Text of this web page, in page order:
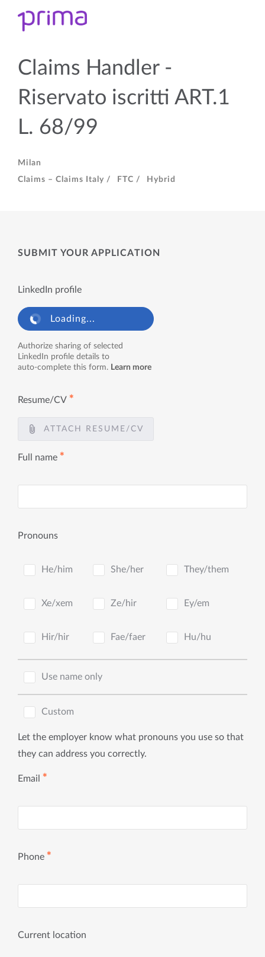
Claims Handler -
Riservato iscritti ART.1
L. 68/99
Milan
Claims – Claims Italy /
FTC / Hybrid
SUBMIT YOUR APPLICATION
LinkedIn profile
Loading...
Authorize sharing of selected
LinkedIn profile details to
auto-complete this form. Learn more
Resume/CV ✱
ATTACH RESUME/CV
Full name ✱
Pronouns
He/him She/her They/them
Xe/xem Ze/hir Ey/em
Hir/hir Fae/faer Hu/hu
Use name only
Custom
Let the employer know what pronouns you use so that
they can address you correctly.
Email ✱
Phone ✱
Current location